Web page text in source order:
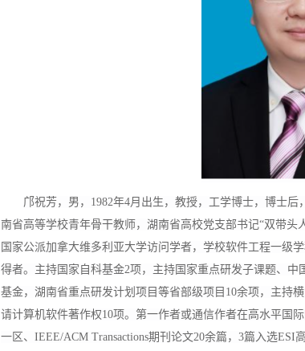
邝祝芳，男，1982年4月出生，教授，工学博士，博士
南省高等学校青年骨干教师，湖南省高校党支部书记“双带头
国家公派加拿大维多利亚大学访问学者，学校软件工程一级
得者。主持国家自科基金2项，主持国家重点研发子课题、
基金，湖南省重点研发计划项目等省部级项目10余项，主持
请计算机软件著作权10项。第一作者或通信作者在高水平国
一区、IEEE/ACM Transactions期刊论文20余篇，3篇入选